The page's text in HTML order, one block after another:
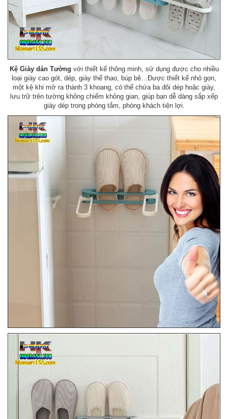
Kệ Giày dán Tường với thiết kế thông minh, sử dụng được cho nhiều
loại giày cao gót, dép, giày thể thao, búp bê…Được thiết kế nhỏ gọn,
một kệ khi mở ra thành 3 khoang, có thể chứa ba đôi dép hoặc giày,
lưu trữ trên tường không chiếm không gian, giúp bạn dễ dàng sắp xếp
giày dép trong phòng tắm, phòng khách tiện lợi.